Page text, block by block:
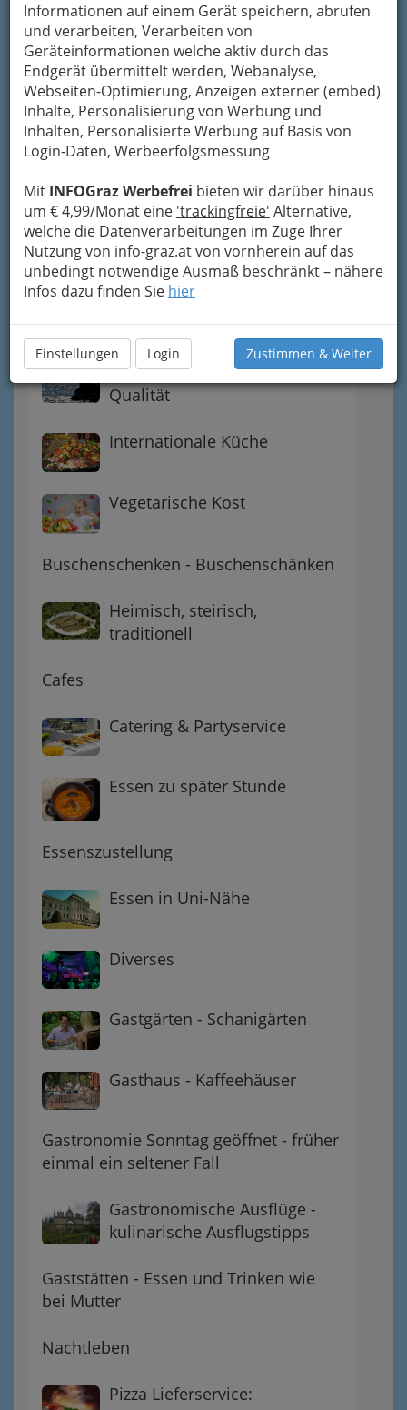
Informationen auf einem Gerät speichern, abrufen
und verarbeiten, Verarbeiten von
Geräteinformationen welche aktiv durch das
Endgerät übermittelt werden, Webanalyse,
Webseiten-Optimierung, Anzeigen externer (embed)
Inhalte, Personalisierung von Werbung und
Inhalten, Personalisierte Werbung auf Basis von
Login-Daten, Werbeerfolgsmessung
Mit INFOGraz Werbefrei bieten wir darüber hinaus
um € 4,99/Monat eine 'trackingfreie' Alternative,
welche die Datenverarbeitungen im Zuge Ihrer
Nutzung von info-graz.at von vornherein auf das
unbedingt notwendige Ausmaß beschränkt – nähere
Infos dazu finden Sie hier
Einstellungen Login Zustimmen & Weiter
Gastronomie
Gasthäuser / Wirtshäuser
Beislführer - das kleine Beisl
ist bei den ‚Germanen‘ die
Kneipe
Fischrestaurant - fangfrische
Qualität
Internationale Küche
Vegetarische Kost
Buschenschenken - Buschenschänken
Heimisch, steirisch,
traditionell
Cafes
Catering & Partyservice
Essen zu später Stunde
Essenszustellung
Essen in Uni-Nähe
Diverses
Gastgärten - Schanigärten
Gasthaus - Kaffeehäuser
Gastronomie Sonntag geöffnet - früher
einmal ein seltener Fall
Gastronomische Ausflüge -
kulinarische Ausflugstipps
Gaststätten - Essen und Trinken wie
bei Mutter
Nachtleben
Pizza Lieferservice: